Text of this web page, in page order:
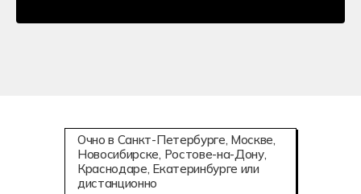
Очно в Санкт-Петербурге, Москве,
Новосибирске, Ростове-на-Дону,
Краснодаре, Екатеринбурге или
дистанционно